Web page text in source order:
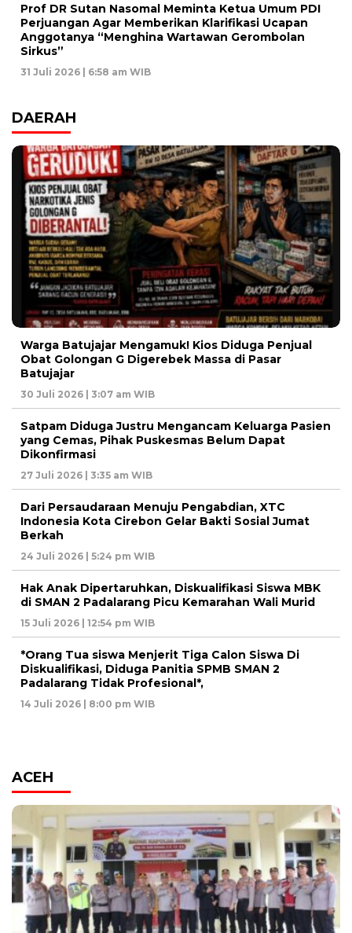
Prof DR Sutan Nasomal Meminta Ketua Umum PDI
Perjuangan Agar Memberikan Klarifikasi Ucapan
Anggotanya “Menghina Wartawan Gerombolan
Sirkus”
31 Juli 2026 | 6:58 am WIB
DAERAH
Warga Batujajar Mengamuk! Kios Diduga Penjual
Obat Golongan G Digerebek Massa di Pasar
Batujajar
30 Juli 2026 | 3:07 am WIB
Satpam Diduga Justru Mengancam Keluarga Pasien
yang Cemas, Pihak Puskesmas Belum Dapat
Dikonfirmasi
27 Juli 2026 | 3:35 am WIB
Dari Persaudaraan Menuju Pengabdian, XTC
Indonesia Kota Cirebon Gelar Bakti Sosial Jumat
Berkah
24 Juli 2026 | 5:24 pm WIB
Hak Anak Dipertaruhkan, Diskualifikasi Siswa MBK
di SMAN 2 Padalarang Picu Kemarahan Wali Murid
15 Juli 2026 | 12:54 pm WIB
*Orang Tua siswa Menjerit Tiga Calon Siswa Di
Diskualifikasi, Diduga Panitia SPMB SMAN 2
Padalarang Tidak Profesional*,
14 Juli 2026 | 8:00 pm WIB
ACEH